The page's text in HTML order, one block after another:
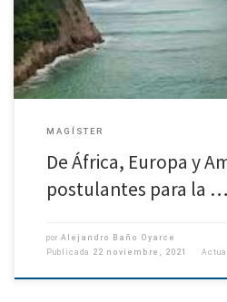
MAGÍSTER
De África, Europa y
postulantes para la …
por Alejandro Baño Oyarce
Publicada 22 noviembre, 2021